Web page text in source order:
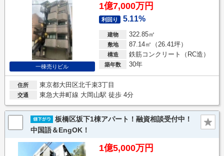
一棟売りビル
1億7,000万円
利回り 5.11%
建物 322.85㎡
敷地 87.14㎡（26.41坪）
構造 鉄筋コンクリート（RC造）
築年数 30年
住所 東京都大田区北千束3丁目
交通 東急大井町線 大岡山駅 徒歩 4分
板橋区坂下1棟アパート！融資相談受付中！
中国語＆EngOK！
1億5,000万円